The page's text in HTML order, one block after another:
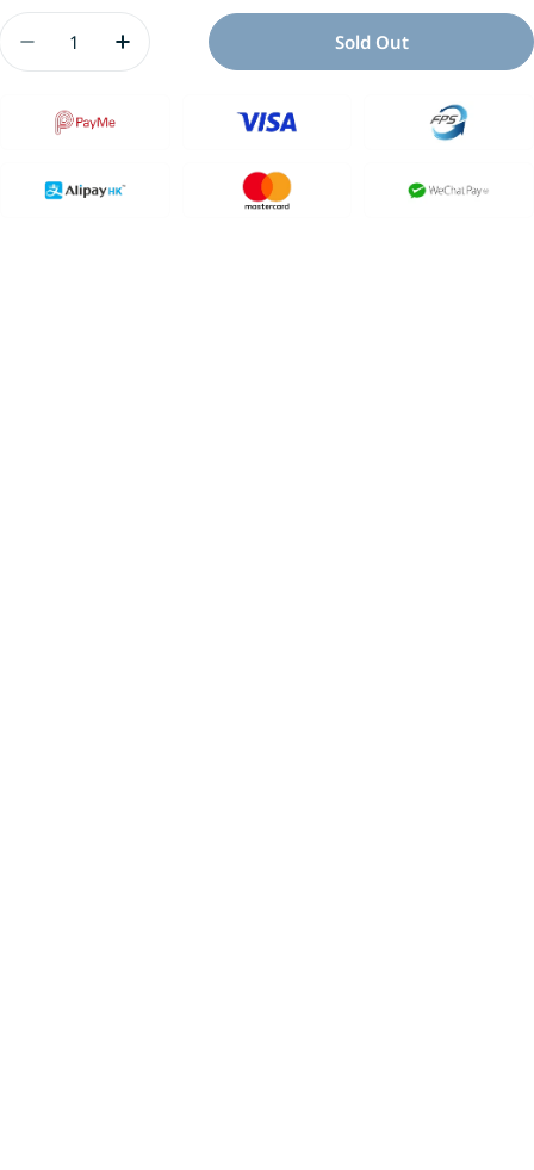
Decrease Quantity For 恐龍女孩：第一位古生物學
Increase Quantity For 恐龍女孩：第一位
Sold Out